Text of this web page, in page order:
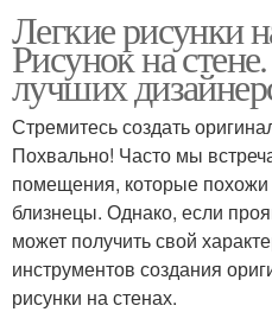
Легкие рисунки
Рисунок на
лучших
Стремитесь создать
Похвально! Часто мы
помещения, которые
близнецы. Однако, если
может получить свой
инструментов создания
рисунки на стенах.